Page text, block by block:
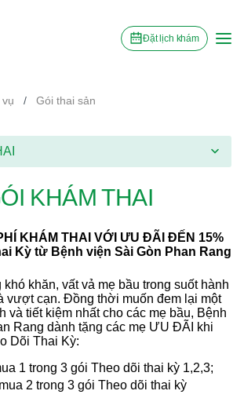
Đặt lịch khám
vụ / Gói thai sản
KHÁM THAI
KHÁM THAI VỚI ƯU ĐÃI ĐẾN 15%
Kỳ từ Bệnh viện Sài Gòn Phan Rang
khăn, vất vả mẹ bầu trong suốt hành
vượt cạn. Đồng thời muốn đem lại một
và tiết kiệm nhất cho các mẹ bầu, Bệnh
Rang dành tặng các mẹ ƯU ĐÃI khi
Dõi Thai Kỳ:
1 trong 3 gói Theo dõi thai kỳ 1,2,3;
2 trong 3 gói Theo dõi thai kỳ